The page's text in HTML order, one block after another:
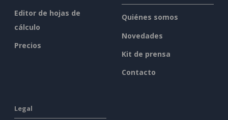
Editor de hojas de
cálculo
Precios
Quiénes somos
Novedades
Kit de prensa
Contacto
Legal